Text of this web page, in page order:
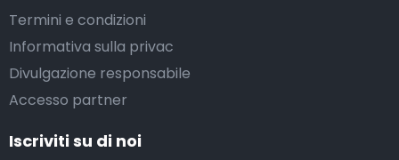
Termini e condizioni
Informativa sulla privac
Divulgazione responsabile
Accesso partner
Iscriviti su di noi